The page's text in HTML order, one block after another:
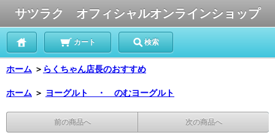
サツラク オフィシャルオンラインショップ
カート 検索
ホーム ＞ らくちゃん店長のおすすめ
ホーム ＞ ヨーグルト ・ のむヨーグルト
前の商品へ 次の商品へ